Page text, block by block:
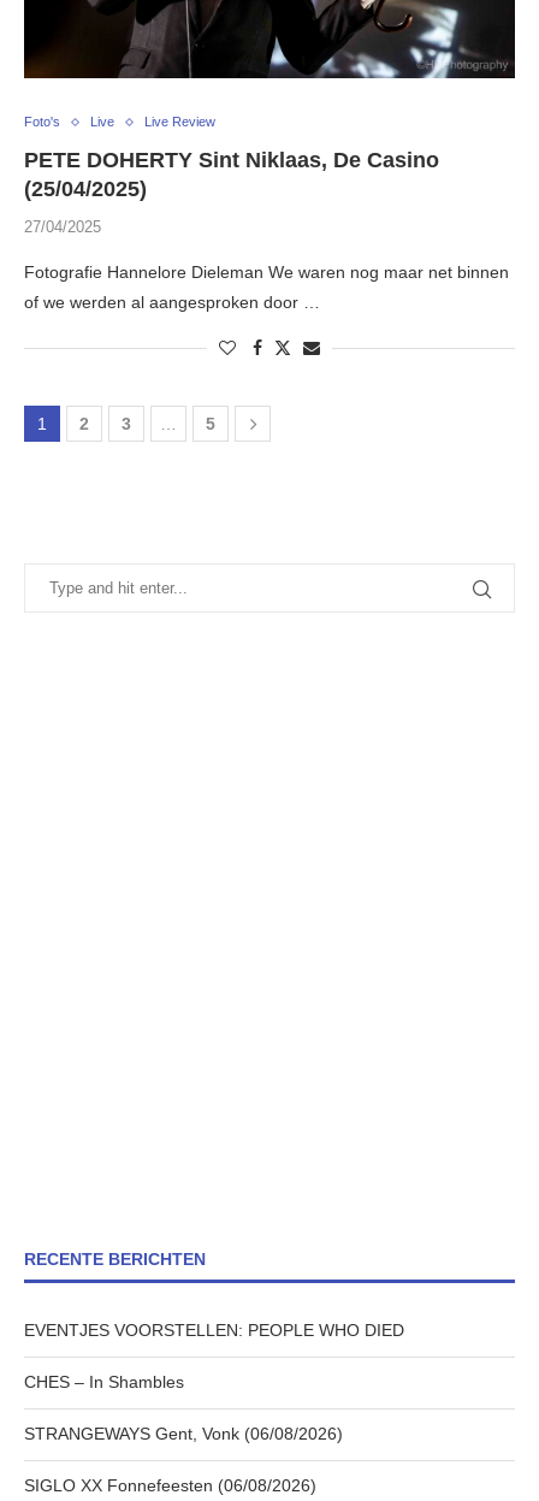
Foto's Live Live Review
PETE DOHERTY Sint Niklaas, De Casino
(25/04/2025)
27/04/2025
Fotografie Hannelore Dieleman We waren nog maar net binnen
of we werden al aangesproken door …
1 2 3 … 5
RECENTE BERICHTEN
EVENTJES VOORSTELLEN: PEOPLE WHO DIED
CHES – In Shambles
STRANGEWAYS Gent, Vonk (06/08/2026)
SIGLO XX Fonnefeesten (06/08/2026)